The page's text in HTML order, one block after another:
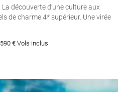
découverte d’une culture aux
de charme 4* supérieur. Une virée
€ Vols inclus